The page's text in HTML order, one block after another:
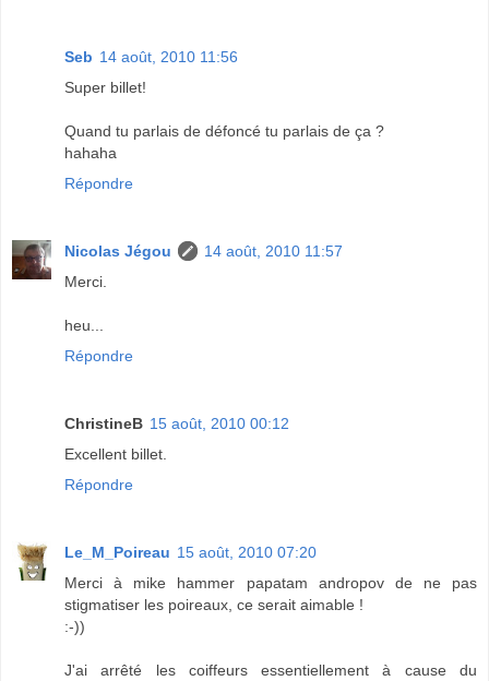
Seb 14 août, 2010 11:56
Super billet!
Quand tu parlais de défoncé tu parlais de ça ?
hahaha
Répondre
Nicolas Jégou
14 août, 2010 11:57
Merci.
heu...
Répondre
ChristineB 15 août, 2010 00:12
Excellent billet.
Répondre
Le_M_Poireau 15 août, 2010 07:20
Merci à mike hammer papatam andropov de ne pas
stigmatiser les poireaux, ce serait aimable !
:-))
J'ai arrêté les coiffeurs essentiellement à cause du